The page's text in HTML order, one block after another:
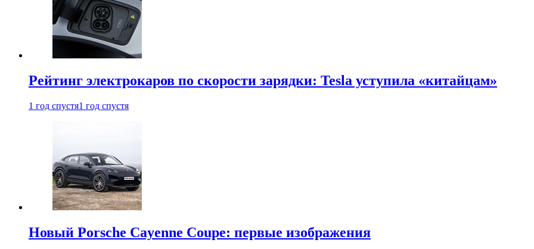
Рейтинг электрокаров по скорости зарядки: Tesla уступила «китайцам»
1 год спустя1 год спустя
Новый Porsche Cayenne Coupe: первые изображения